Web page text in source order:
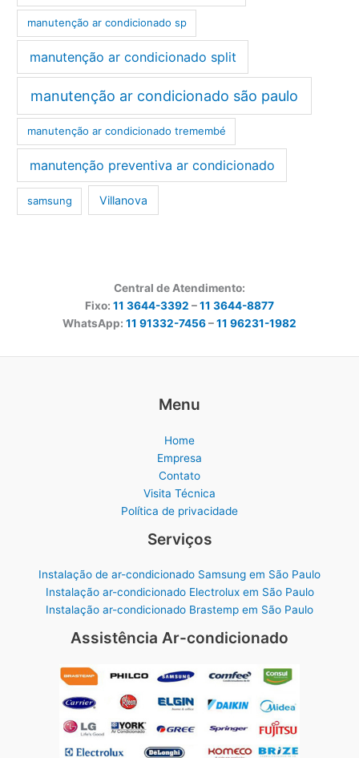
manutenção ar condicionado sp
manutenção ar condicionado split
manutenção ar condicionado são paulo
manutenção ar condicionado tremembé
manutenção preventiva ar condicionado
samsung Villanova
Central de Atendimento:
Fixo: 11 3644-3392 –11 3644-8877
WhatsApp: 11 91332-7456–11 96231-1982
Menu
Home
Empresa
Contato
Visita Técnica
Política de privacidade
Serviços
Instalação de ar-condicionado Samsung em São Paulo
Instalação ar-condicionado Electrolux em São Paulo
Instalação ar-condicionado Brastemp em São Paulo
Assistência Ar-condicionado